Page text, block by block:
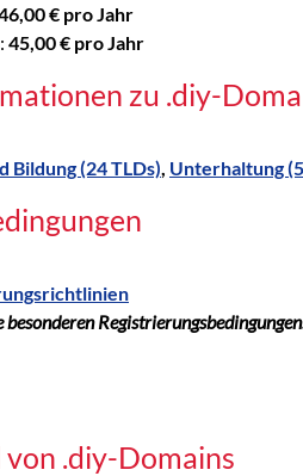
€ pro Jahr
45,00 € pro Jahr
zu .diy-
Bildung (24 TLDs) Unterhaltung
besonderen
.diy-Domains